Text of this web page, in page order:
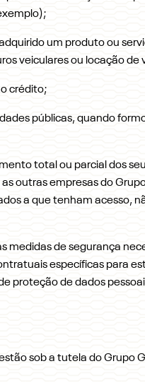
um produto ou
veiculares ou locação de
crédito;
públicas, quando
total ou parcial dos
outras empresas do
a que tenham acesso,
medidas de segurança
específicas para
proteção de dados
sob a tutela do Grupo